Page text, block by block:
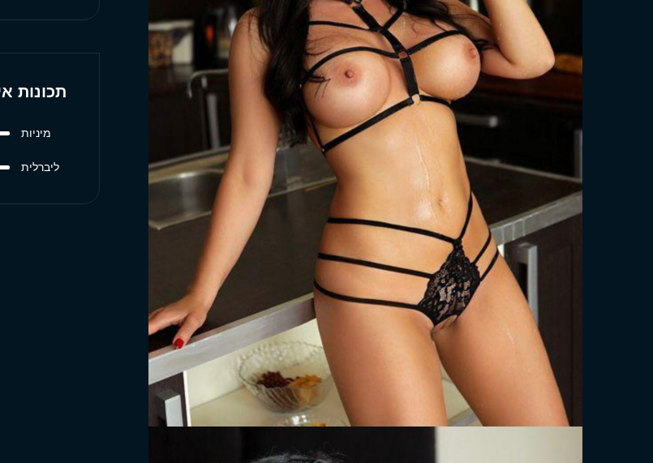
תכונות
מיניות
ליברלית